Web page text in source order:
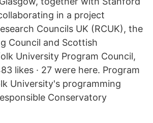
in a project
Councils UK (RCUK), the
Council and Scottish
University Program Council,
likes · 27 were here. Program
University's programming
Conservatory